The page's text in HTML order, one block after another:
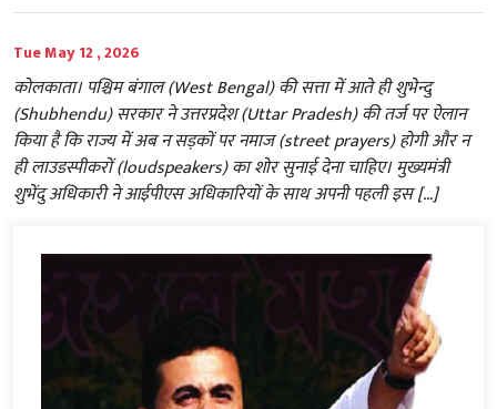
Tue May 12 , 2026
कोलकाता। पश्चिम बंगाल (West Bengal) की सत्ता में आते ही शुभेन्दु
(Shubhendu) सरकार ने उत्तरप्रदेश (Uttar Pradesh) की तर्ज पर ऐलान
किया है कि राज्य में अब न सड़कों पर नमाज (street prayers) होगी और न
ही लाउडस्पीकरों (loudspeakers) का शोर सुनाई देना चाहिए। मुख्यमंत्री
शुभेंदु अधिकारी ने आईपीएस अधिकारियों के साथ अपनी पहली इस […]